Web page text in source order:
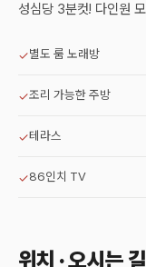
성심당 3분컷! 다인원
✓별도 룸 노래방
✓조리 가능한 주방
✓테라스
✓86인치 TV
위치 · 오시는 길